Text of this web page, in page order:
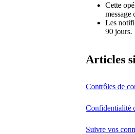
Cette
message
Les
90 jours.
Articles
Contrôles de
Confidentialité
Suivre vos